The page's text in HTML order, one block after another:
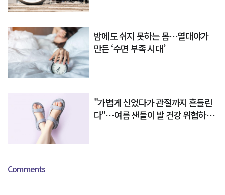
밤에도 쉬지 못하는 몸…열대야가
만든 ‘수면 부족 시대’
"가볍게 신었다가 관절까지 흔들린
다"…여름 샌들이 발 건강 위협하는
Comments